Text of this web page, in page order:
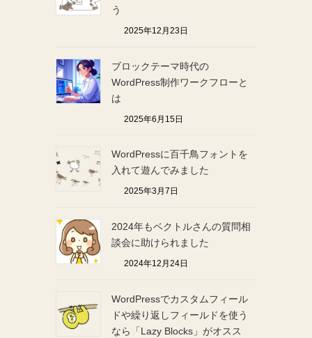
う
2025年12月23日
ブロックテーマ時代の
WordPress制作ワークフローと
は
2025年6月15日
WordPressに百千鳥フォントを
入れて遊んでみました
2025年3月7日
2024年もベクトルさんの質問相
談会に助けられました
2024年12月24日
WordPressでカスタムフィール
ドや繰り返しフィールドを使う
なら「Lazy Blocks」がオスス